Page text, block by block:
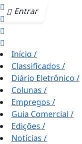
Entrar
Início /
Classificados /
Diário Eletrônico /
Colunas /
Empregos /
Guia Comercial /
Edições /
Notícias /